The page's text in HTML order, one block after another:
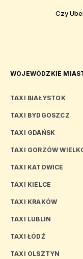
Czy
WOJEWÓDZKIE
TAXI BIAŁYSTOK
TAXI BYDGOSZCZ
TAXI GDAŃSK
TAXI GORZÓW
TAXI KATOWICE
TAXI KIELCE
TAXI KRAKÓW
TAXI LUBLIN
TAXI ŁÓDŹ
TAXI OLSZTYN